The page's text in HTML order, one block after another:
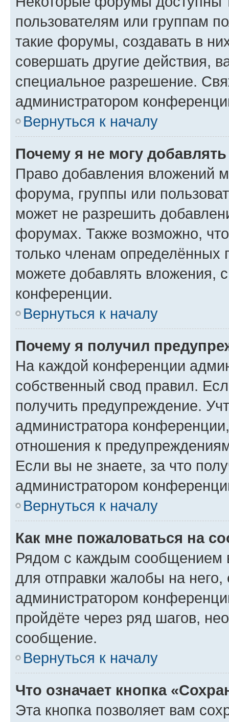
пользователям или группам
такие форумы, создавать в
совершать другие действия,
специальное разрешение.
администратором
Вернуться к началу
Почему я не могу
Право добавления вложений
форума, группы или
может не разрешить
форумах. Также возможно,
только членам определённых
можете добавлять вложения,
конференции.
Вернуться к началу
Почему я получил
На каждой конференции
собственный свод правил.
получить предупреждение.
администратора
отношения к
Если вы не знаете, за что
администратором
Вернуться к началу
Как мне пожаловаться на
Рядом с каждым сообщением
для отправки жалобы на
администратором
пройдёте через ряд шагов,
сообщение.
Вернуться к началу
Что означает кнопка
Эта кнопка позволяет вам